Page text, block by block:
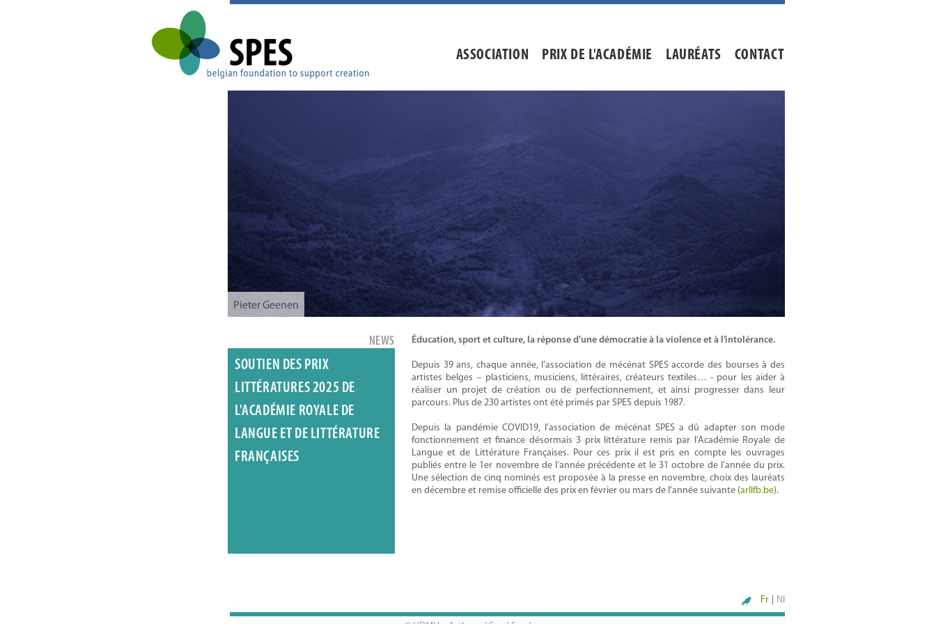
ASSOCIATION PRIX DE L'ACADÉMIE LAURÉATS CONTACT
Pieter Geenen
NEWS
SOUTIEN DES PRIX
LITTÉRATURES 2025 DE
L'ACADÉMIE ROYALE DE
LANGUE ET DE LITTÉRATURE
FRANÇAISES
Éducation, sport et culture, la réponse d’une démocratie à la violence et à l’intolérance.
Depuis 39 ans, chaque année, l’association de mécénat SPES accorde des bourses à des
artistes belges – plasticiens, musiciens, littéraires, créateurs textiles… - pour les aider à
réaliser un projet de création ou de perfectionnement, et ainsi progresser dans leur
parcours. Plus de 230 artistes ont été primés par SPES depuis 1987.
Depuis la pandémie COVID19, l’association de mécénat SPES a dû adapter son mode
fonctionnement et finance désormais 3 prix littérature remis par l’Académie Royale de
Langue et de Littérature Françaises. Pour ces prix il est pris en compte les ouvrages
publiés entre le 1er novembre de l’année précédente et le 31 octobre de l’année du prix.
Une sélection de cinq nominés est proposée à la presse en novembre, choix des lauréats
en décembre et remise officielle des prix en février ou mars de l’année suivante (arllfb.be).
Fr Nl